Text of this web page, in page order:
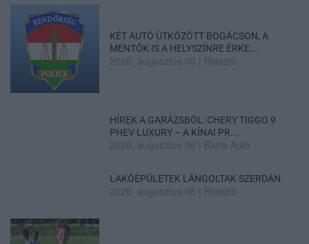
KÉT AUTÓ ÜTKÖZÖTT BOGÁCSON, A
MENTŐK IS A HELYSZÍNRE ÉRKE...
2026. augusztus 06 Riasztó
HÍREK A GARÁZSBÓL: CHERY TIGGO 9
PHEV LUXURY – A KÍNAI PR...
2026. augusztus 06 Barta Autó
LAKÓÉPÜLETEK LÁNGOLTAK SZERDÁN
2026. augusztus 06 Riasztó